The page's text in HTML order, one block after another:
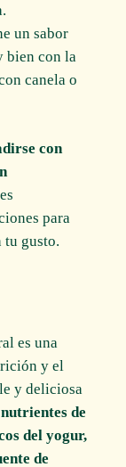
un sabor
bien con la
canela o
con
para
gusto.
es una
y el
y deliciosa
de
del yogur,
de